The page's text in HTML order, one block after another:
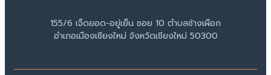
155/6 เจ็ดยอด-อยู่เย็น ซอย 10 ตำบลช้างเผือก
อำเภอเมืองเชียงใหม่ จังหวัดเชียงใหม่ 50300